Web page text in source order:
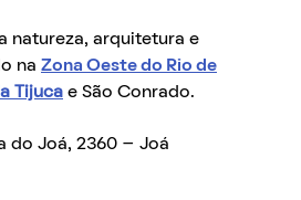
natureza, arquitetura e
na Zona Oeste do Rio de
Tijuca e São Conrado.
do Joá, 2360 – Joá